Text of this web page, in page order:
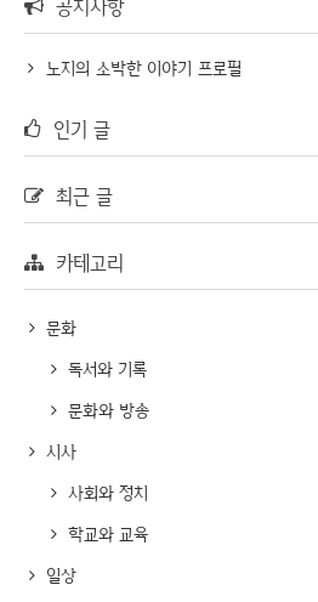
공지사항
노지의 소박한 이야기 프로필
인기 글
최근 글
카테고리
문화
독서와 기록
문화와 방송
시사
사회와 정치
학교와 교육
일상